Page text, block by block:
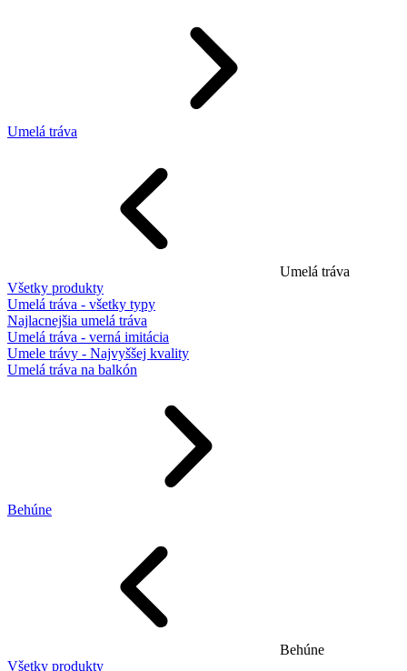
Umelá tráva
Umelá tráva
Všetky produkty
Umelá tráva - všetky typy
Najlacnejšia umelá tráva
Umelá tráva - verná imitácia
Umele trávy - Najvyššej kvality
Umelá tráva na balkón
Behúne
Behúne
Všetky produkty